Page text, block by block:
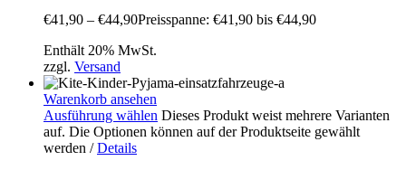
€41,90 – €44,90Preisspanne: €41,90 bis €44,90
Enthält 20% MwSt.
zzgl. Versand
Warenkorb ansehen
Ausführung wählen Dieses Produkt weist mehrere Varianten
auf. Die Optionen können auf der Produktseite gewählt
werden / Details